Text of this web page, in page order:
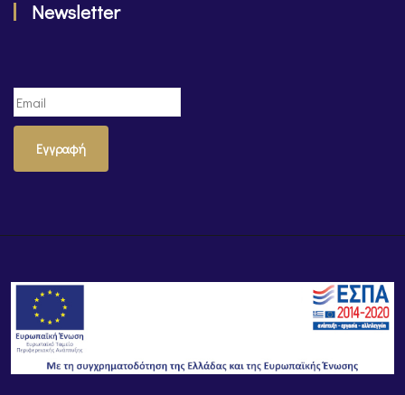
Newsletter
Εγγραφή